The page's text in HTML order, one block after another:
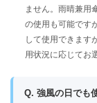
ません。雨晴兼用
の使用も可能です
して使用できます
用状況に応じてお
Q. 強風の日でも